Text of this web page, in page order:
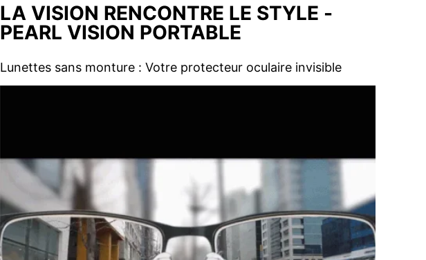
LA VISION RENCONTRE LE STYLE -
PEARL VISION PORTABLE
Lunettes sans monture : Votre protecteur oculaire invisible